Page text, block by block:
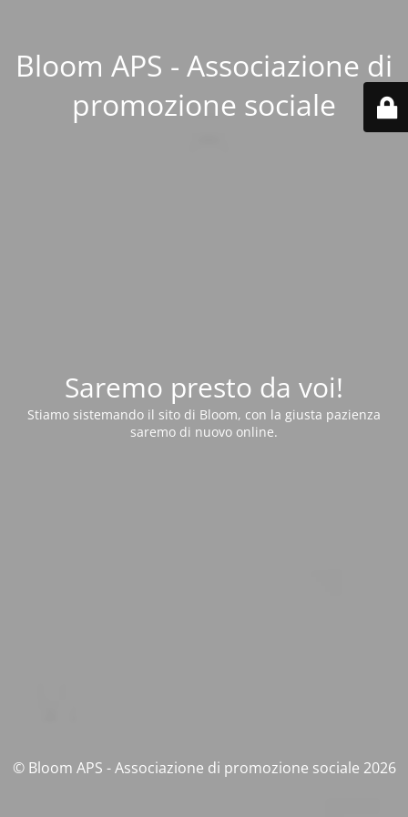
Bloom APS - Associazione di
promozione sociale
Saremo presto da voi!
Stiamo sistemando il sito di Bloom, con la giusta pazienza
saremo di nuovo online.
© Bloom APS - Associazione di promozione sociale 2026